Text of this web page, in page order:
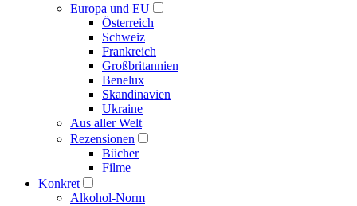
Europa und EU
Österreich
Schweiz
Frankreich
Großbritannien
Benelux
Skandinavien
Ukraine
Aus aller Welt
Rezensionen
Bücher
Filme
Konkret
Alkohol-Norm